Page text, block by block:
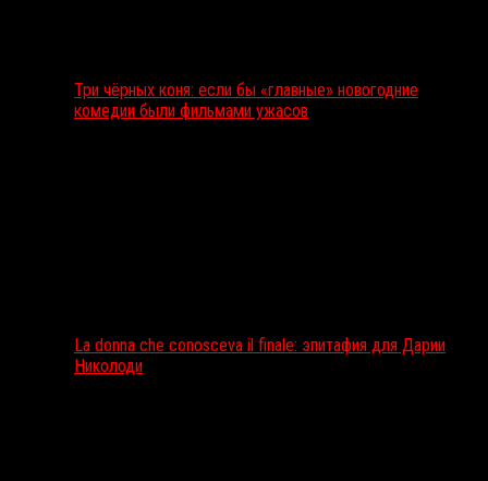
Три чёрных коня: если бы «главные» новогодние
комедии были фильмами ужасов
La donna che conosceva il finale: эпитафия для Дарии
Николоди